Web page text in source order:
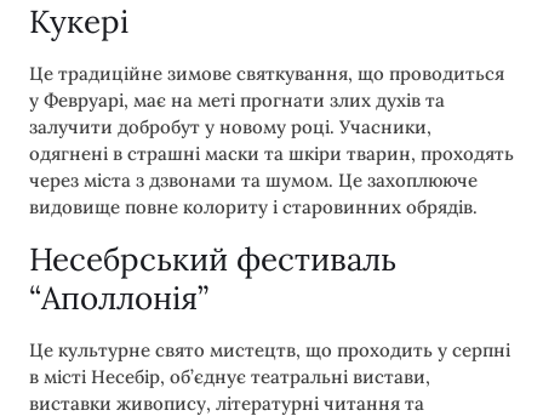
Кукері
Це традиційне зимове святкування, що проводиться
у Февруарі, має на меті прогнати злих духів та
залучити добробут у новому році. Учасники,
одягнені в страшні маски та шкіри тварин, проходять
через міста з дзвонами та шумом. Це захоплююче
видовище повне колориту і старовинних обрядів.
Несебрський фестиваль
“Аполлонія”
Це культурне свято мистецтв, що проходить у серпні
в місті Несебір, об’єднує театральні вистави,
виставки живопису, літературні читання та